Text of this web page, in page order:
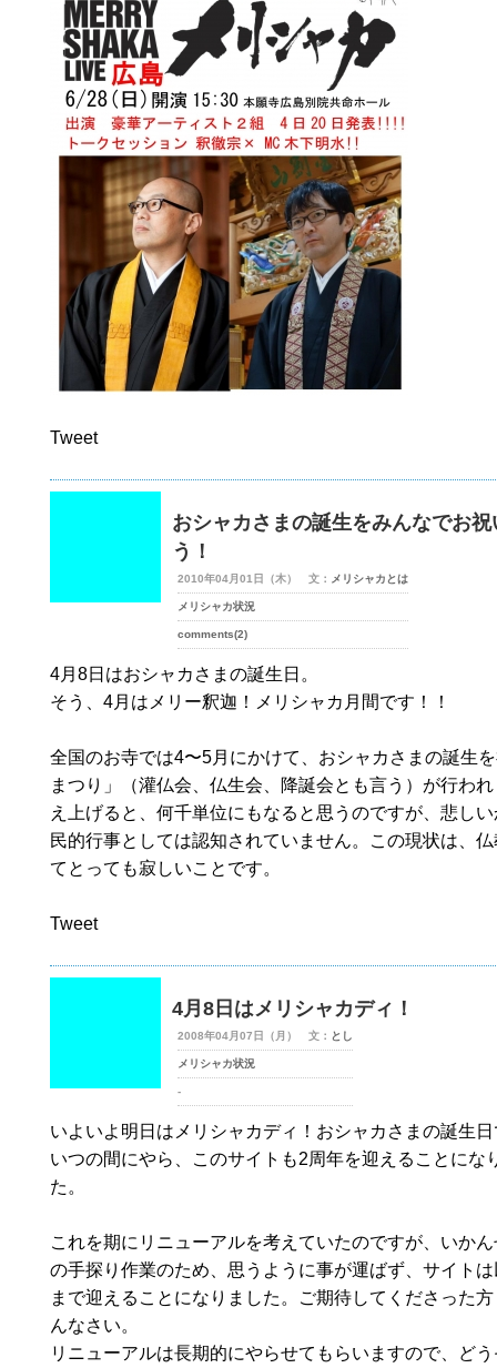
Tweet
おシャカさまの誕生をみんなでお祝
う！
2010年04月01日（木） 文： メリシャカとは
メリシャカ状況
comments(2)
4月8日はおシャカさまの誕生日。
そう、4月はメリー釈迦！メリシャカ月間です！！
全国のお寺では4〜5月にかけて、おシャカさまの誕生
まつり」（灌仏会、仏生会、降誕会とも言う）が行わ
え上げると、何千単位にもなると思うのですが、悲し
民的行事としては認知されていません。この現状は、
てとっても寂しいことです。
Tweet
4月8日はメリシャカディ！
2008年04月07日（月） 文： とし
メリシャカ状況
-
いよいよ明日はメリシャカディ！おシャカさまの誕生
いつの間にやら、このサイトも2周年を迎えることにな
た。
これを期にリニューアルを考えていたのですが、いか
の手探り作業のため、思うように事が運ばず、サイト
まで迎えることになりました。ご期待してくださった
んなさい。
リニューアルは長期的にやらせてもらいますので、ど